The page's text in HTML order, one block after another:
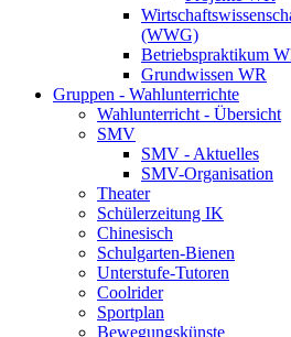
(WWG)
Betriebspraktikum
Grundwissen WR
Gruppen - Wahlunterrichte
Wahlunterricht - Übersicht
SMV
SMV - Aktuelles
SMV-Organisation
Theater
Schülerzeitung IK
Chinesisch
Schulgarten-Bienen
Unterstufe-Tutoren
Coolrider
Sportplan
Bewegungskünste